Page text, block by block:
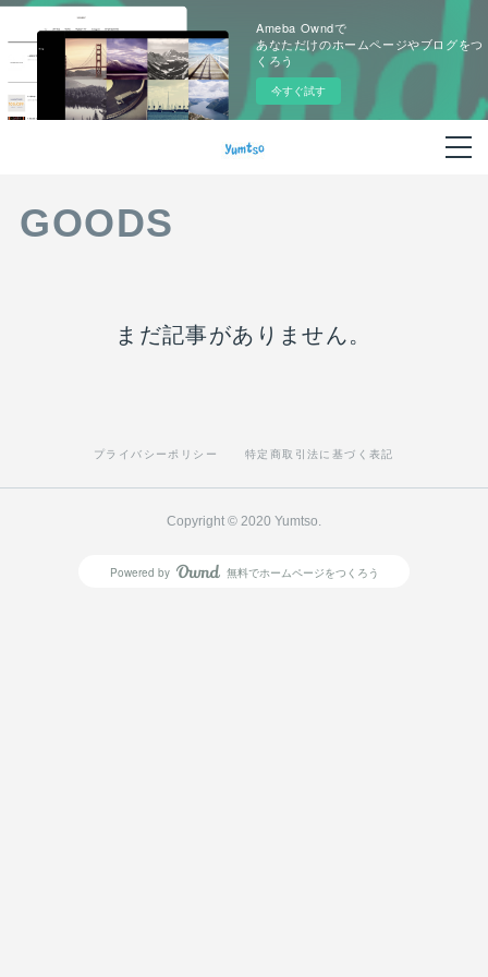
Ameba Owndで
あなただけのホームページやブログをつ
くろう
今すぐ試す
GOODS
まだ記事がありません。
プライバシーポリシー 特定商取引法に基づく表記
Copyright © 2020 Yumtso.
Powered by AmebaOwnd
無料でホームページをつくろう